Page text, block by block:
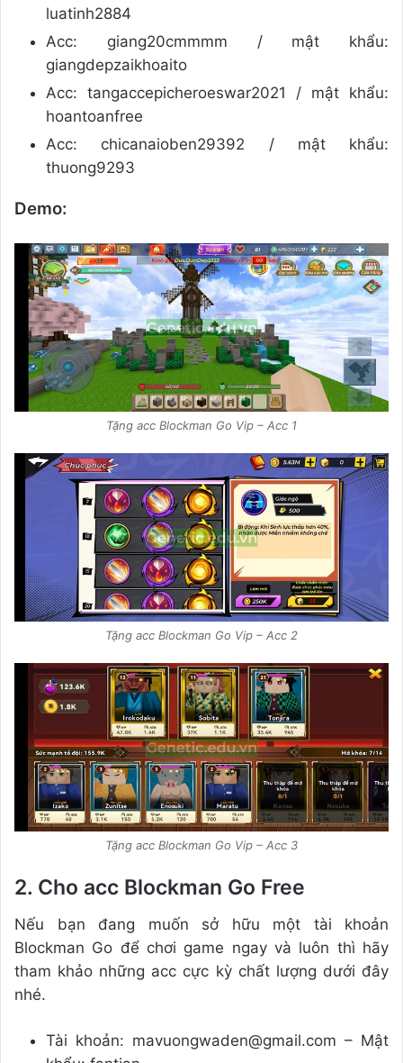
luatinh2884
Acc: giang20cmmmm / mật khẩu:
giangdepzaikhoaito
Acc: tangaccepicheroeswar2021 / mật khẩu:
hoantoanfree
Acc: chicanaioben29392 / mật khẩu:
thuong9293
Demo:
Tặng acc Blockman Go Vip – Acc 1
Tặng acc Blockman Go Vip – Acc 2
Tặng acc Blockman Go Vip – Acc 3
2. Cho acc Blockman Go Free
Nếu bạn đang muốn sở hữu một tài khoản
Blockman Go để chơi game ngay và luôn thì hãy
tham khảo những acc cực kỳ chất lượng dưới đây
nhé.
Tài khoản: mavuongwaden@gmail.com – Mật